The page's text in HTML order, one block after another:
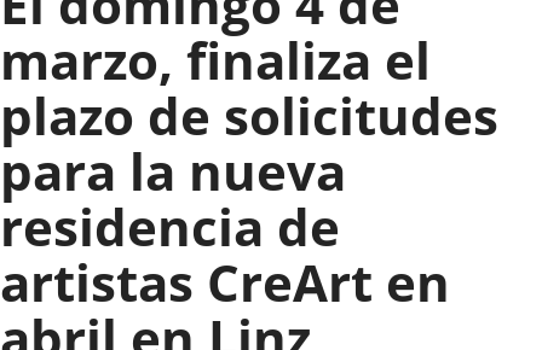
marzo, finaliza el
plazo de solicitudes
para la nueva
residencia de
artistas CreArt en